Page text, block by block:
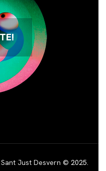
Just Desvern © 2025.